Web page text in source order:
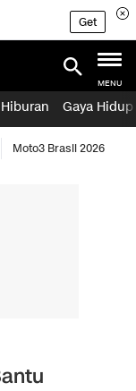
Get
MENU
Hiburan Gaya Hidup
Moto3 Brasil 2026